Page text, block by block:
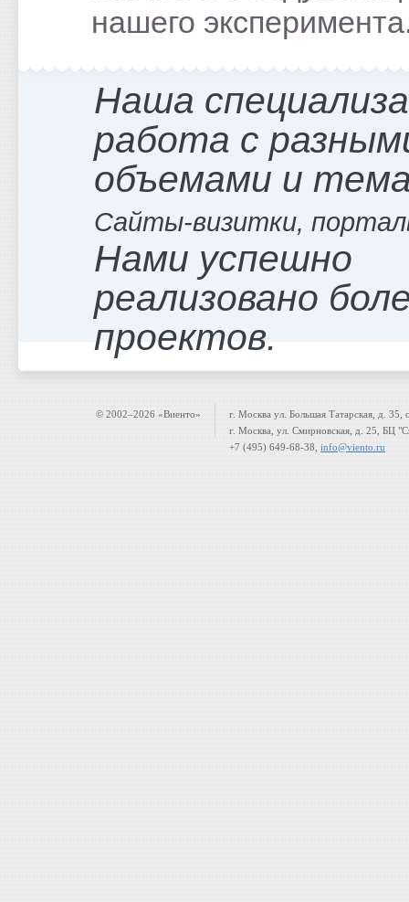
нашего
Наша
работа с
объемами и
Сайты-визитки,
Нами успешно
реализовано
проектов.
© 2002–2026 «Виенто»
г. Москва ул. Большая Татарская, д. 35,
г. Москва, ул. Смирновская, д. 25, БЦ
+7 (495) 649-68-38, info@viento.ru